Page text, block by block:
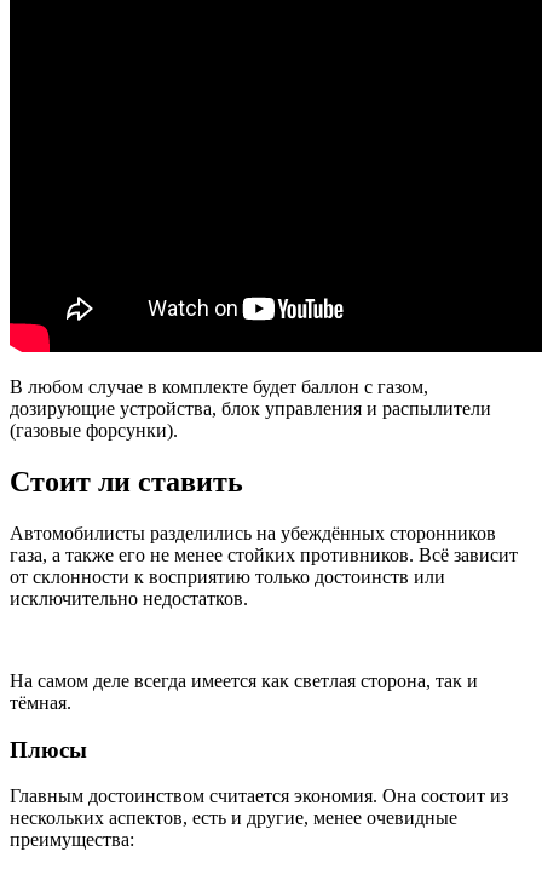
В любом случае в комплекте будет баллон с газом,
дозирующие устройства, блок управления и распылители
(газовые форсунки).
Стоит ли ставить
Автомобилисты разделились на убеждённых сторонников
газа, а также его не менее стойких противников. Всё зависит
от склонности к восприятию только достоинств или
исключительно недостатков.
На самом деле всегда имеется как светлая сторона, так и
тёмная.
Плюсы
Главным достоинством считается экономия. Она состоит из
нескольких аспектов, есть и другие, менее очевидные
преимущества: